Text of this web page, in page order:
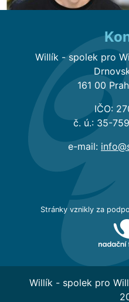
Willík - spolek pro
161 00
IČO:
č. ú.: 35-
e-mail:
Stránky vznikly za
Willík - spolek pro